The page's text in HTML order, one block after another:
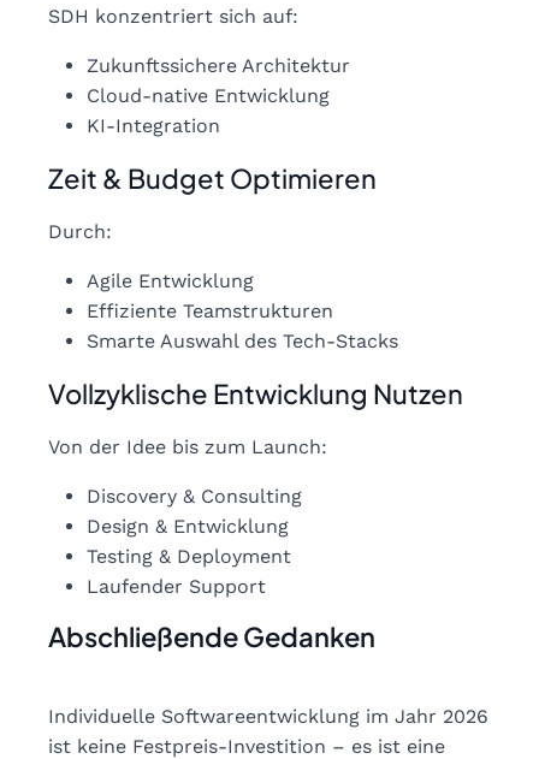
SDH konzentriert sich auf:
Zukunftssichere Architektur
Cloud-native Entwicklung
KI-Integration
Zeit & Budget Optimieren
Durch:
Agile Entwicklung
Effiziente Teamstrukturen
Smarte Auswahl des Tech-Stacks
Vollzyklische Entwicklung Nutzen
Von der Idee bis zum Launch:
Discovery & Consulting
Design & Entwicklung
Testing & Deployment
Laufender Support
Abschließende Gedanken
Individuelle Softwareentwicklung im Jahr 2026
ist keine Festpreis-Investition – es ist eine